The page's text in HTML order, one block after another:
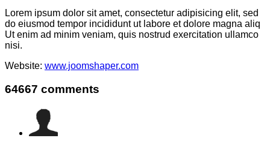
Lorem ipsum dolor sit amet, consectetur adipisicing elit, sed
do eiusmod tempor incididunt ut labore et dolore magna aliq
Ut enim ad minim veniam, quis nostrud exercitation ullamco
nisi.
Website: www.joomshaper.com
64667 comments